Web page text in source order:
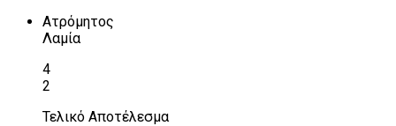
Ατρόμητος
Λαμία
4
2
Τελικό Αποτέλεσμα